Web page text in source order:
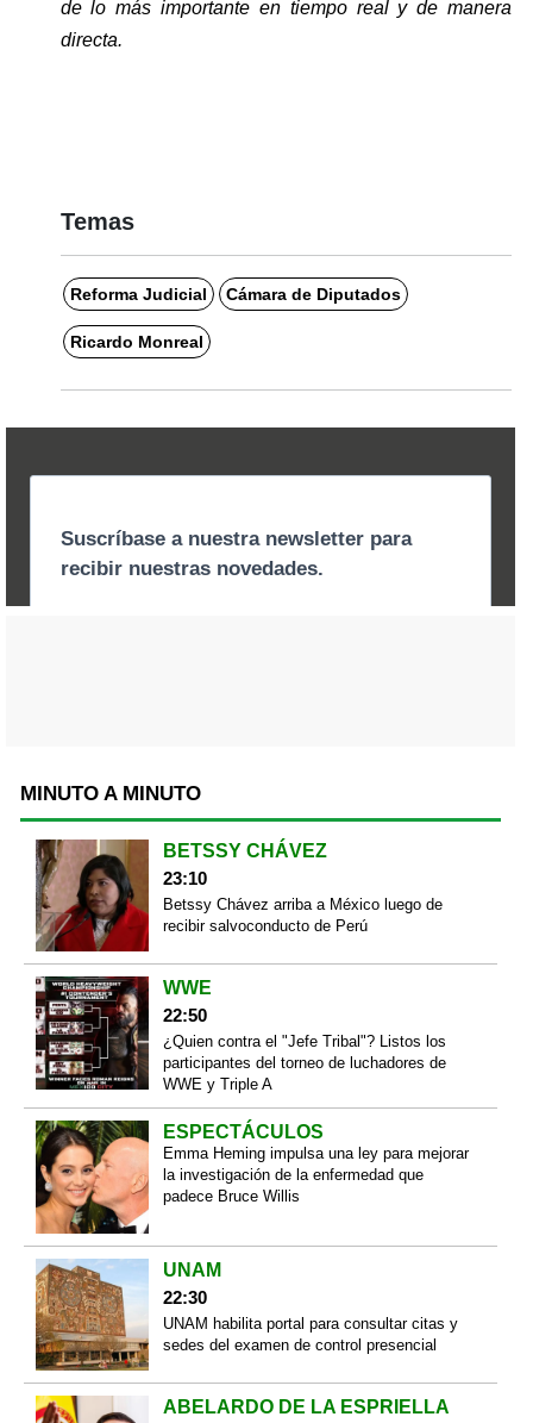
de lo más importante en tiempo real y de manera
directa.
Temas
Reforma Judicial Cámara de Diputados
Ricardo Monreal
MINUTO A MINUTO
BETSSY CHÁVEZ
23:10
Betssy Chávez arriba a México luego de
recibir salvoconducto de Perú
WWE
22:50
¿Quien contra el "Jefe Tribal"? Listos los
participantes del torneo de luchadores de
WWE y Triple A
ESPECTÁCULOS
Emma Heming impulsa una ley para mejorar
la investigación de la enfermedad que
padece Bruce Willis
UNAM
22:30
UNAM habilita portal para consultar citas y
sedes del examen de control presencial
ABELARDO DE LA ESPRIELLA